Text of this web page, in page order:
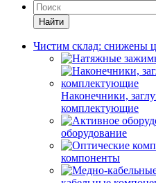
Найти
Чистим склад: снижены
Наконечники,
комплектующие
оборудование
компоненты